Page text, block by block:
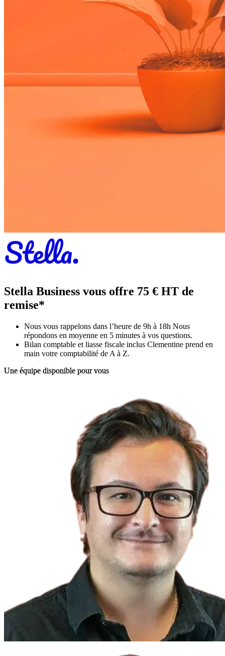
Stella Business vous offre 75 € HT de
remise*
Nous vous rappelons dans l’heure de 9h à 18h Nous
répondons en moyenne en 5 minutes à vos questions.
Bilan comptable et liasse fiscale inclus Clementine prend en
main votre comptabilité de A à Z.
Une équipe disponible pour vous